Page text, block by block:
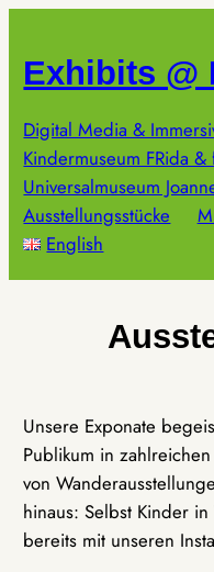
springen
Exhibits @
Digital Media &
Kindermuseum FRida &
Universalmuseum
Ausstellungsstücke
English
Unsere Exponate
Publikum in
von
hinaus: Selbst Kinder
bereits mit unseren